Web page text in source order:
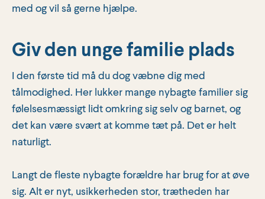
med og vil så gerne hjælpe.
Giv den unge familie plads
I den første tid må du dog væbne dig med
tålmodighed. Her lukker mange nybagte familier sig
følelsesmæssigt lidt omkring sig selv og barnet, og
det kan være svært at komme tæt på. Det er helt
naturligt.
Langt de fleste nybagte forældre har brug for at øve
sig. Alt er nyt, usikkerheden stor, trætheden har